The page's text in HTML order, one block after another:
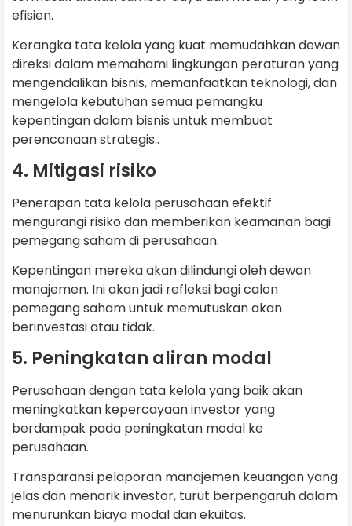
efisien.
Kerangka tata kelola yang kuat memudahkan dewan
direksi dalam memahami lingkungan peraturan yang
mengendalikan bisnis, memanfaatkan teknologi, dan
mengelola kebutuhan semua pemangku
kepentingan dalam bisnis untuk membuat
perencanaan strategis..
4. Mitigasi risiko
Penerapan tata kelola perusahaan efektif
mengurangi risiko dan memberikan keamanan bagi
pemegang saham di perusahaan.
Kepentingan mereka akan dilindungi oleh dewan
manajemen. Ini akan jadi refleksi bagi calon
pemegang saham untuk memutuskan akan
berinvestasi atau tidak.
5. Peningkatan aliran modal
Perusahaan dengan tata kelola yang baik akan
meningkatkan kepercayaan investor yang
berdampak pada peningkatan modal ke
perusahaan.
Transparansi pelaporan manajemen keuangan yang
jelas dan menarik investor, turut berpengaruh dalam
menurunkan biaya modal dan ekuitas.